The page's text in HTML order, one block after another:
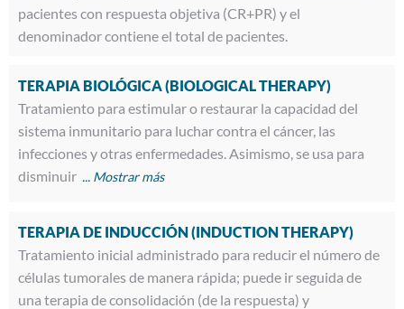
pacientes con respuesta objetiva (CR+PR) y el
denominador contiene el total de pacientes.
TERAPIA BIOLÓGICA (BIOLOGICAL THERAPY)
Tratamiento para estimular o restaurar la capacidad del
sistema inmunitario para luchar contra el cáncer, las
infecciones y otras enfermedades. Asimismo, se usa para
disminuir
TERAPIA DE INDUCCIÓN (INDUCTION THERAPY)
Tratamiento inicial administrado para reducir el número de
células tumorales de manera rápida; puede ir seguida de
una terapia de consolidación (de la respuesta) y